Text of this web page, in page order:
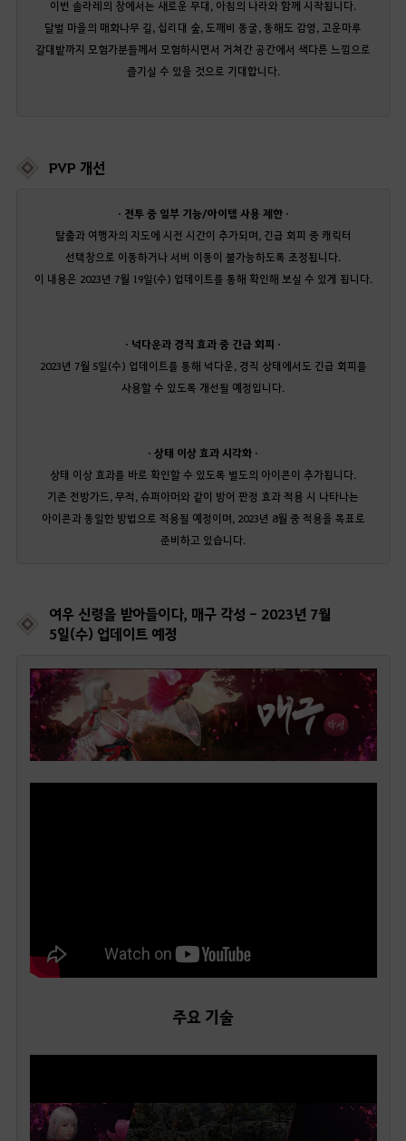
이번 솔라레의 창에서는 새로운 무대, 아침의 나라와 함께 시작됩니다.
달벌 마을의 매화나무 길, 십리대 숲, 도깨비 동굴, 동해도 감영, 고운마루
갈대밭까지 모험가분들께서 모험하시면서 거쳐간 공간에서 색다른 느낌으로
즐기실 수 있을 것으로 기대합니다.
PVP 개선
· 전투 중 일부 기능/아이템 사용 제한 ·
탈출과 여행자의 지도에 시전 시간이 추가되며, 긴급 회피 중 캐릭터
선택창으로 이동하거나 서버 이동이 불가능하도록 조정됩니다.
이 내용은 2023년 7월 19일(수) 업데이트를 통해 확인해 보실 수 있게 됩니다.
· 넉다운과 경직 효과 중 긴급 회피 ·
2023년 7월 5일(수) 업데이트를 통해 넉다운, 경직 상태에서도 긴급 회피를
사용할 수 있도록 개선될 예정입니다.
· 상태 이상 효과 시각화 ·
상태 이상 효과를 바로 확인할 수 있도록 별도의 아이콘이 추가됩니다.
기존 전방가드, 무적, 슈퍼아머와 같이 방어 판정 효과 적용 시 나타나는
아이콘과 동일한 방법으로 적용될 예정이며, 2023년 8월 중 적용을 목표로
준비하고 있습니다.
여우 신령을 받아들이다, 매구 각성 - 2023년 7월
5일(수) 업데이트 예정
주요 기술